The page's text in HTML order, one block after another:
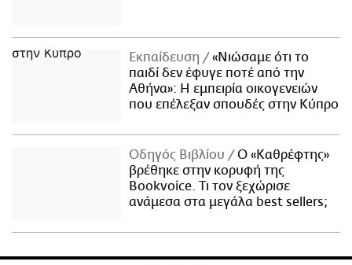
Εκπαίδευση
«Νιώσαμε ότι το
παιδί δεν έφυγε ποτέ από την
Αθήνα»: Η εμπειρία οικογενειών
που επέλεξαν σπουδές στην Κύπρο
Οδηγός Βιβλίου
Ο «Καθρέφτης»
βρέθηκε στην κορυφή της
Bookvoice. Τι τον ξεχώρισε
ανάμεσα στα μεγάλα best sellers;